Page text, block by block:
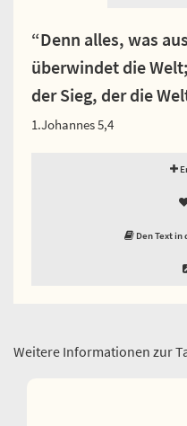
“Denn alles, was
überwindet die
der Sieg, der die
1.Johannes 5,4
Den Text
Weitere Informationen zur